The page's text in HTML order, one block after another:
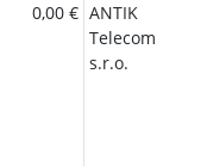
0,00 € ANTIK
Telecom
s.r.o.